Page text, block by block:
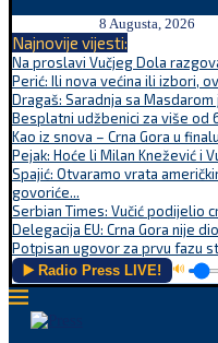
8 Augusta, 2026
Najnovije vijesti:
Na proslavi Vučjeg Dola
Perić: Ili nova većina ili izbori,
Dragaš: Saradnja sa Masdarom
Besplatni udžbenici za više od
Kao iz snova – Crna Gora u
Pejak: Hoće li Milan Knežević i
Spajić: Otvaramo vrata
govoriće...
Serbian Times: Vučić podijelio
Delegacija EU: Crna Gora nije
Potpisan ugovor za prvu fazu
▶️ Radio Press LIVE! 🔊